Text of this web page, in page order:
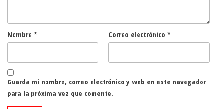
Nombre * Correo electrónico *
Guarda mi nombre, correo electrónico y web en este navegador
para la próxima vez que comente.